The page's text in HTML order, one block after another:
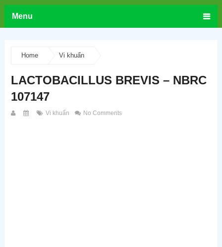
Menu
Home Vi khuẩn
LACTOBACILLUS BREVIS – NBRC
107147
Vi khuẩn No Comments